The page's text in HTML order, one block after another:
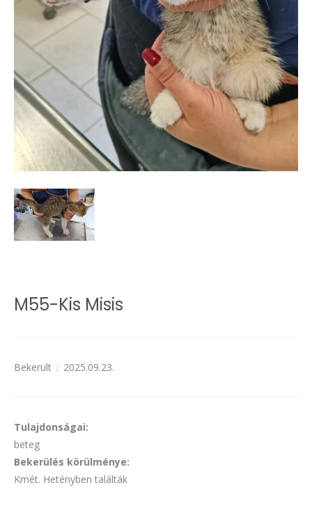
M55-Kis Misis
Bekerült : 2025.09.23.
Tulajdonságai:
beteg
Bekerülés körülménye:
Kmét. Hetényben találták